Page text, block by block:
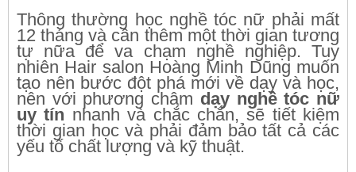
Thông thường học nghề tóc nữ phải mất
12 tháng và cần thêm một thời gian tương
tự nữa để va chạm nghề nghiệp. Tuy
nhiên Hair salon Hoàng Minh Dũng muốn
tạo nên bước đột phá mới về dạy và học,
nên với phương châm dạy nghề tóc nữ
uy tín nhanh và chắc chắn, sẽ tiết kiệm
thời gian học và phải đảm bảo tất cả các
yếu tố chất lượng và kỹ thuật.